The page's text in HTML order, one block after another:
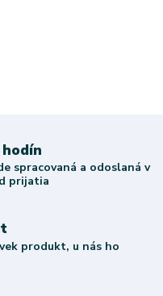
spracovaná a odoslaná v
prijatia
produkt, u nás ho